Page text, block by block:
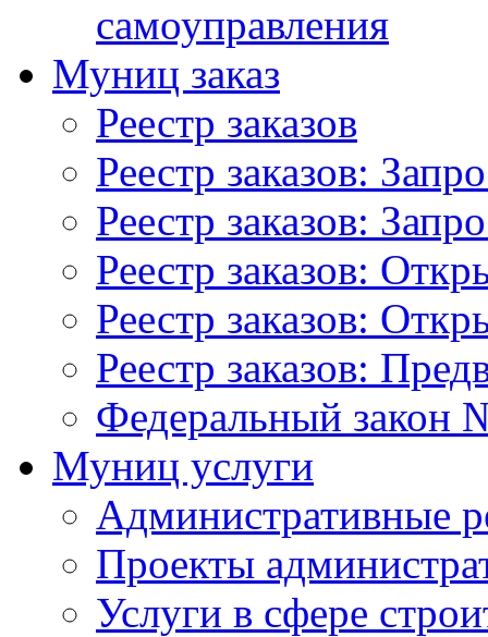
самоуправления
Муниц заказ
Реестр заказов
Реестр заказов:
Реестр заказов:
Реестр заказов:
Реестр заказов:
Реестр заказов:
Федеральный закон
Муниц услуги
Административные
Проекты
Услуги в сфере